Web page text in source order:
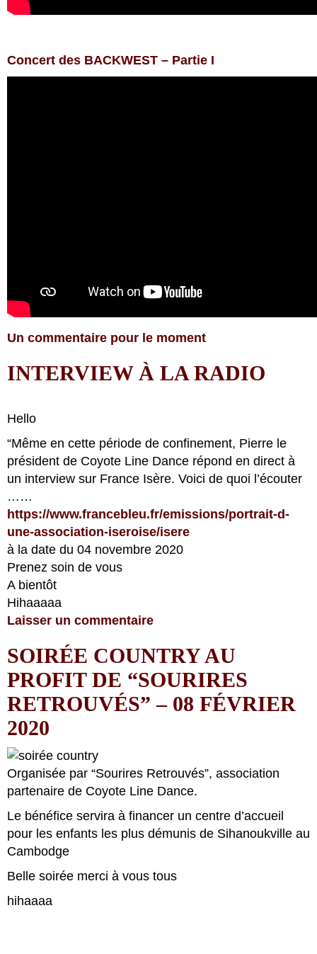
Concert des BACKWEST – Partie I
Un commentaire pour le moment
INTERVIEW À LA RADIO
Hello
“Même en cette période de confinement, Pierre le
président de Coyote Line Dance répond en direct à
un interview sur France Isère. Voici de quoi l’écouter
……
https://www.francebleu.fr/emissions/portrait-d-
une-association-iseroise/isere
à la date du 04 novembre 2020
Prenez soin de vous
A bientôt
Hihaaaaa
Laisser un commentaire
SOIRÉE COUNTRY AU
PROFIT DE “SOURIRES
RETROUVÉS” – 08 FÉVRIER
2020
Organisée par “Sourires Retrouvés”, association
partenaire de Coyote Line Dance.
Le bénéfice servira à financer un centre d’accueil
pour les enfants les plus démunis de Sihanoukville au
Cambodge
Belle soirée merci à vous tous
hihaaaa